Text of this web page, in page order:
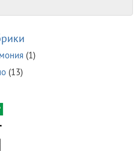
(1)
(13)